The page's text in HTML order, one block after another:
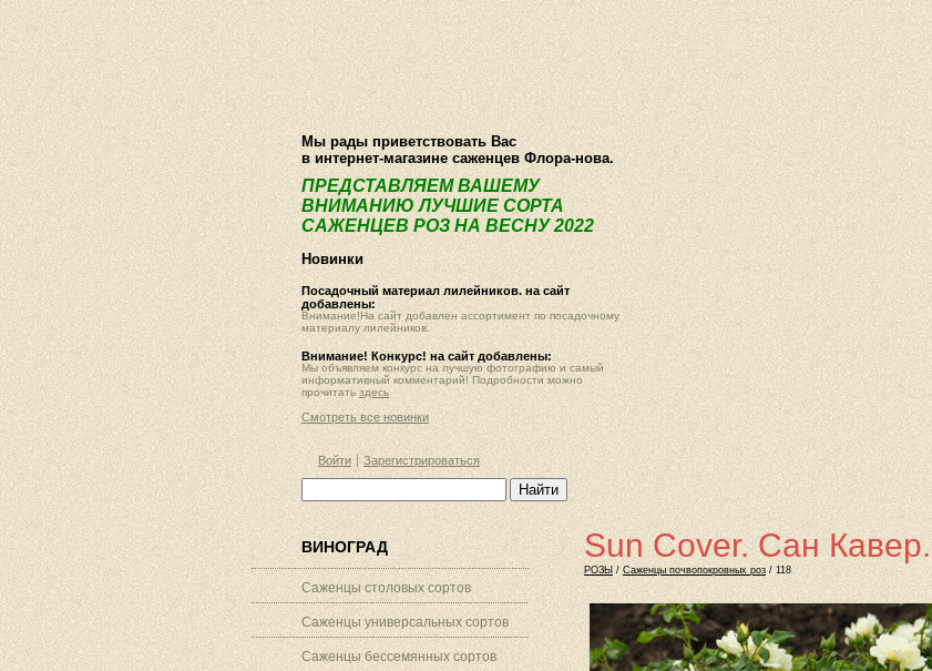
О компании Как купить Фотогалерея Статьи Опт Контакты
Мы рады приветствовать Вас
в интернет-магазине саженцев Флора-нова.
ПРЕДСТАВЛЯЕМ ВАШЕМУ
ВНИМАНИЮ ЛУЧШИЕ СОРТА
САЖЕНЦЕВ РОЗ НА ВЕСНУ 2022
Новинки
Посадочный материал лилейников. на сайт
добавлены:
Внимание!На сайт добавлен ассортимент по посадочному
материалу лилейников.
Внимание! Конкурс! на сайт добавлены:
Мы объявляем конкурс на лучшую фотографию и самый
информативный комментарий! Подробности можно
прочитать здесь
Смотреть все новинки
Войти Зарегистрироваться
ВИНОГРАД
Саженцы столовых сортов
Саженцы универсальных сортов
Саженцы бессемянных сортов
Sun Cover. Сан Кавер.
РОЗЫ /Саженцы почвопокровных роз / 118